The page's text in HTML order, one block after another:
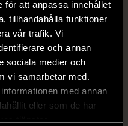
för att anpassa innehållet
tillhandahålla funktioner
vår trafik. Vi
och annan
sociala medier och
vi samarbetar med.
med annan
eller som de har
RODEBJER
Rodebjer - Mönstrad topp